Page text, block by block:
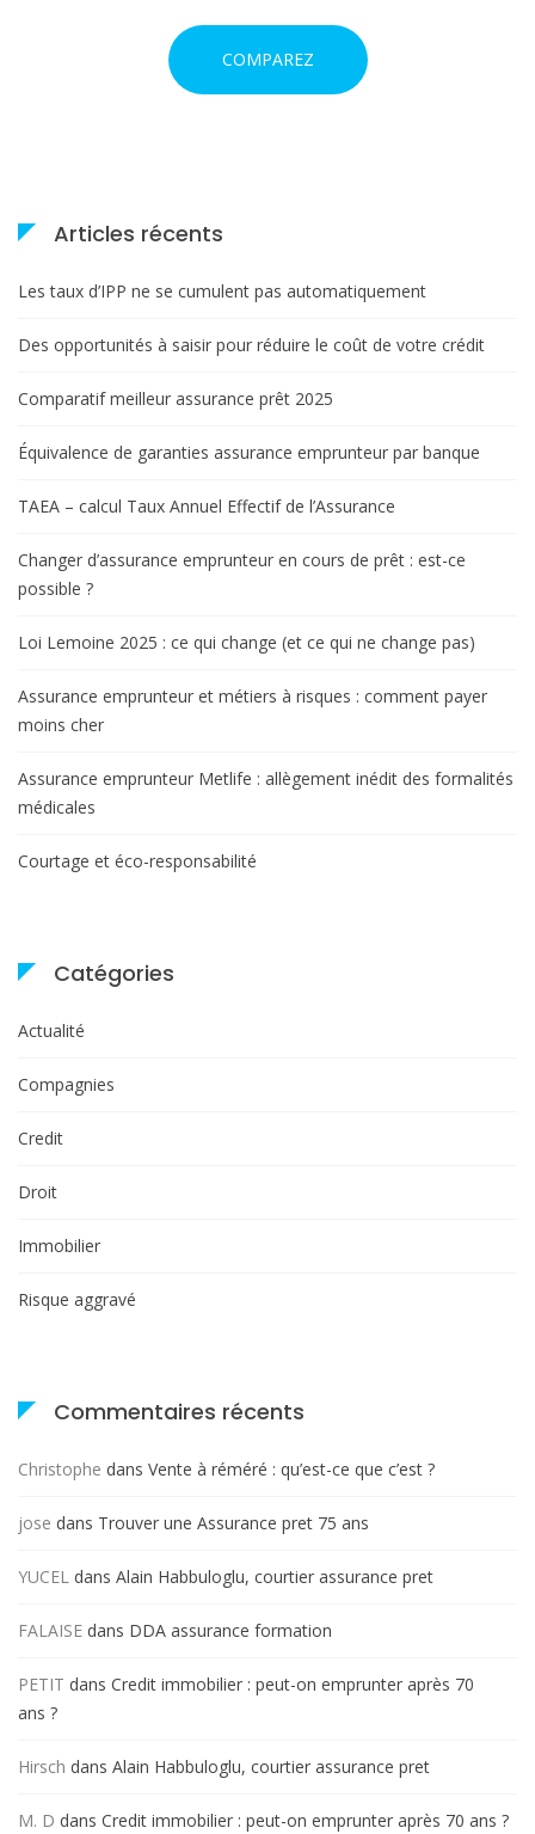
COMPAREZ
Articles récents
Les taux d’IPP ne se cumulent pas automatiquement
Des opportunités à saisir pour réduire le coût de votre crédit
Comparatif meilleur assurance prêt 2025
Équivalence de garanties assurance emprunteur par banque
TAEA – calcul Taux Annuel Effectif de l’Assurance
Changer d’assurance emprunteur en cours de prêt : est-ce
possible ?
Loi Lemoine 2025 : ce qui change (et ce qui ne change pas)
Assurance emprunteur et métiers à risques : comment payer
moins cher
Assurance emprunteur Metlife : allègement inédit des formalités
médicales
Courtage et éco-responsabilité
Catégories
Actualité
Compagnies
Credit
Droit
Immobilier
Risque aggravé
Commentaires récents
Christophe dans Vente à réméré : qu’est-ce que c’est ?
jose dans Trouver une Assurance pret 75 ans
YUCEL dans Alain Habbuloglu, courtier assurance pret
FALAISE dans DDA assurance formation
PETIT dans Credit immobilier : peut-on emprunter après 70
ans ?
Hirsch dans Alain Habbuloglu, courtier assurance pret
M. D dans Credit immobilier : peut-on emprunter après 70 ans ?